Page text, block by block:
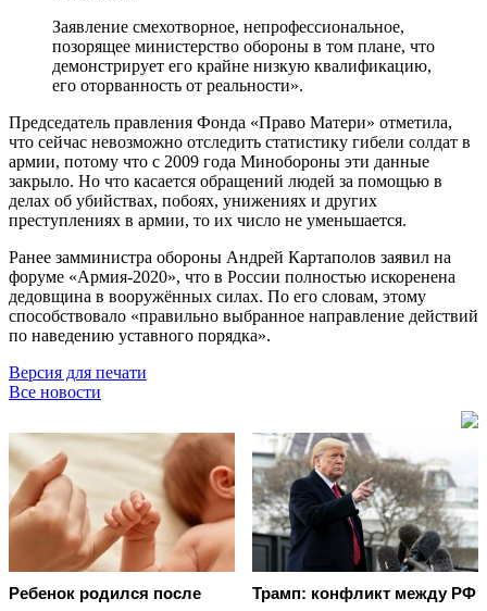
Заявление смехотворное, непрофессиональное,
позорящее министерство обороны в том плане, что
демонстрирует его крайне низкую квалификацию,
его оторванность от реальности».
Председатель правления Фонда «Право Матери» отметила,
что сейчас невозможно отследить статистику гибели солдат в
армии, потому что с 2009 года Минобороны эти данные
закрыло. Но что касается обращений людей за помощью в
делах об убийствах, побоях, унижениях и других
преступлениях в армии, то их число не уменьшается.
Ранее замминистра обороны Андрей Картаполов заявил на
форуме «Армия-2020», что в России полностью искоренена
дедовщина в вооружённых силах. По его словам, этому
способствовало «правильно выбранное направление действий
по наведению уставного порядка».
Версия для печати
Все новости
Ребенок родился после
Трамп: конфликт между РФ